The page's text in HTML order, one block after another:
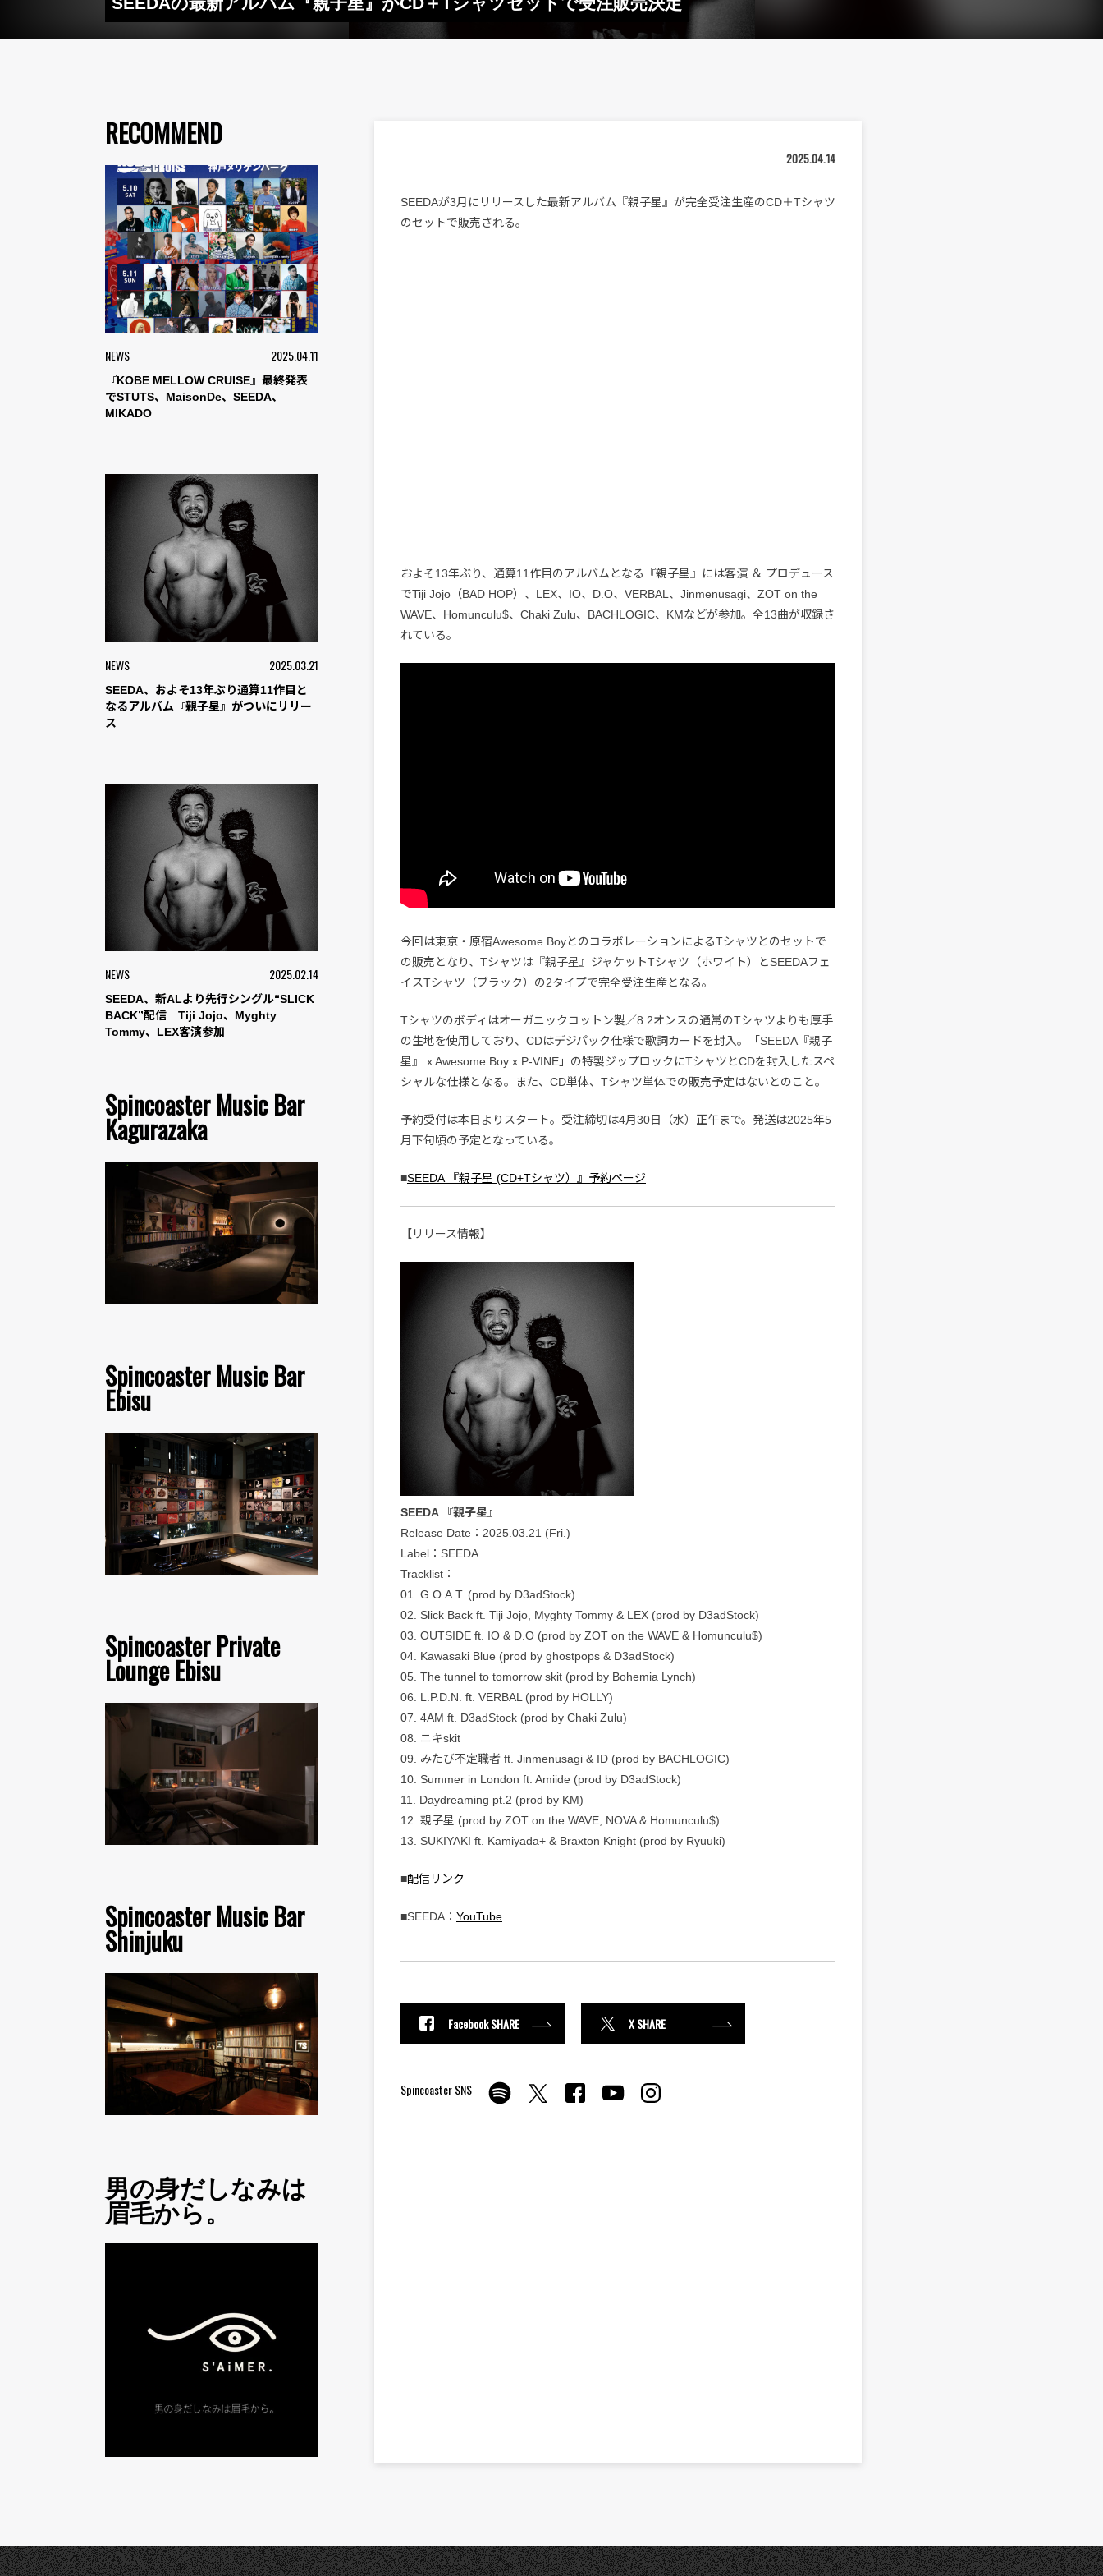
RECOMMEND
NEWS 2025.04.11
『KOBE MELLOW CRUISE』最終発表
でSTUTS、MaisonDe、SEEDA、
MIKADO
NEWS 2025.03.21
SEEDA、およそ13年ぶり通算11作目と
なるアルバム『親子星』がついにリリー
ス
NEWS 2025.02.14
SEEDA、新ALより先行シングル“SLICK
BACK”配信 Tiji Jojo、Myghty
Tommy、LEX客演参加
Spincoaster Music Bar
Kagurazaka
Spincoaster Music Bar
Ebisu
Spincoaster Private
Lounge Ebisu
Spincoaster Music Bar
Shinjuku
男の身だしなみは
眉毛から。
2025.04.14
SEEDAが3月にリリースした最新アルバム『親子星』が完全受注生産のCD＋Tシャツ
のセットで販売される。
およそ13年ぶり、通算11作目のアルバムとなる『親子星』には客演 ＆ プロデュース
でTiji Jojo（BAD HOP）、LEX、IO、D.O、VERBAL、Jinmenusagi、ZOT on the
WAVE、Homunculu$、Chaki Zulu、BACHLOGIC、KMなどが参加。全13曲が収録さ
れている。
今回は東京・原宿Awesome BoyとのコラボレーションによるTシャツとのセットで
の販売となり、Tシャツは『親子星』ジャケットTシャツ（ホワイト）とSEEDAフェ
イスTシャツ（ブラック）の2タイプで完全受注生産となる。
Tシャツのボディはオーガニックコットン製／8.2オンスの通常のTシャツよりも厚手
の生地を使用しており、CDはデジパック仕様で歌詞カードを封入。「SEEDA『親子
星』 x Awesome Boy x P-VINE」の特製ジップロックにTシャツとCDを封入したスペ
シャルな仕様となる。また、CD単体、Tシャツ単体での販売予定はないとのこと。
予約受付は本日よりスタート。受注締切は4月30日（水）正午まで。発送は2025年5
月下旬頃の予定となっている。
■SEEDA 『親子星 (CD+Tシャツ）』予約ページ
【リリース情報】
SEEDA 『親子星』
Release Date：2025.03.21 (Fri.)
Label：SEEDA
Tracklist：
01. G.O.A.T. (prod by D3adStock)
02. Slick Back ft. Tiji Jojo, Myghty Tommy & LEX (prod by D3adStock)
03. OUTSIDE ft. IO & D.O (prod by ZOT on the WAVE & Homunculu$)
04. Kawasaki Blue (prod by ghostpops & D3adStock)
05. The tunnel to tomorrow skit (prod by Bohemia Lynch)
06. L.P.D.N. ft. VERBAL (prod by HOLLY)
07. 4AM ft. D3adStock (prod by Chaki Zulu)
08. ニキskit
09. みたび不定職者 ft. Jinmenusagi & ID (prod by BACHLOGIC)
10. Summer in London ft. Amiide (prod by D3adStock)
11. Daydreaming pt.2 (prod by KM)
12. 親子星 (prod by ZOT on the WAVE, NOVA & Homunculu$)
13. SUKIYAKI ft. Kamiyada+ & Braxton Knight (prod by Ryuuki)
■配信リンク
■SEEDA： YouTube
Facebook SHARE X SHARE
Spincoaster SNS